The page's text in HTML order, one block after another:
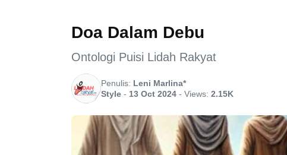
Doa Dalam Debu
Ontologi Puisi Lidah Rakyat
Penulis: Leni Marlina*
Style - 13 Oct 2024 - Views: 2.15K